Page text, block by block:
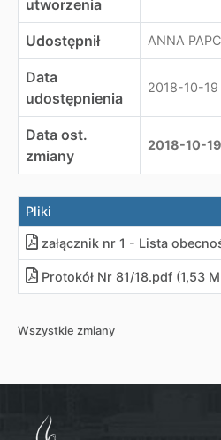
utworzenia
Udostępnił ANNA
Data
udostępnienia
2018-10-19
Data ost.
zmiany
2018-10-
Pliki
załącznik nr 1 - Lista
Protokół Nr 81/18.pdf (1,53
Wszystkie zmiany